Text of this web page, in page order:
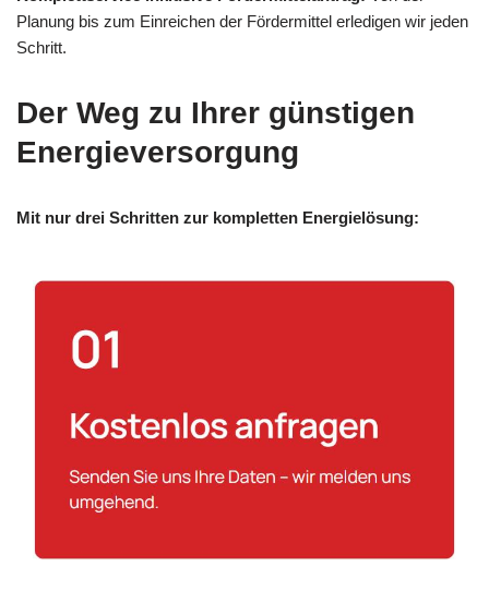
Planung bis zum Einreichen der Fördermittel erledigen wir jeden
Schritt.
Der Weg zu Ihrer günstigen
Energieversorgung
Mit nur drei Schritten zur kompletten Energielösung: